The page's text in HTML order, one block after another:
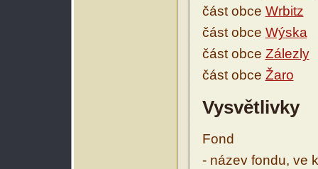
část obce Wrbitz
část obce Wýska
část obce Zálezly
část obce Žaro
Vysvětlivky
Fond
- název fondu, ve